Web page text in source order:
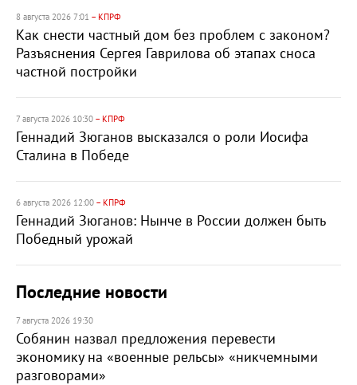
8 августа 2026 7:01 – КПРФ
Как снести частный дом без проблем с законом?
Разъяснения Сергея Гаврилова об этапах сноса
частной постройки
7 августа 2026 10:30 – КПРФ
Геннадий Зюганов высказался о роли Иосифа
Сталина в Победе
6 августа 2026 12:00 – КПРФ
Геннадий Зюганов: Нынче в России должен быть
Победный урожай
Последние новости
7 августа 2026 19:30
Собянин назвал предложения перевести
экономику на «военные рельсы» «никчемными
разговорами»